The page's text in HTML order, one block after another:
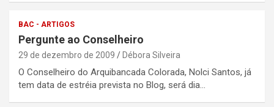
BAC - ARTIGOS
Pergunte ao Conselheiro
29 de dezembro de 2009 Débora Silveira
O Conselheiro do Arquibancada Colorada, Nolci Santos, já
tem data de estréia prevista no Blog, será dia…